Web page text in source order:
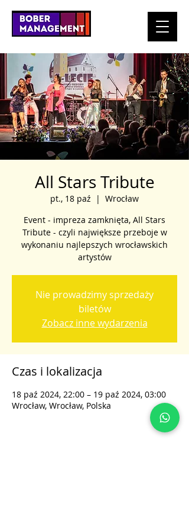
All Stars Tribute
pt., 18 paź
  |
Wrocław
Event - impreza zamknięta, All Stars
Tribute - czyli największe przeboje w
wykonaniu najlepszych wrocławskich
artystów
Nie prowadzimy sprzedaży
biletów
Zobacz inne wydarzenia
Czas i lokalizacja
18 paź 2024, 22:00 – 19 paź 2024, 03:00
Wrocław, Wrocław, Polska